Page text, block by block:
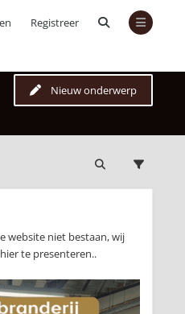
Registreer
Nieuw onderwerp
website niet bestaan, wij
te presenteren..